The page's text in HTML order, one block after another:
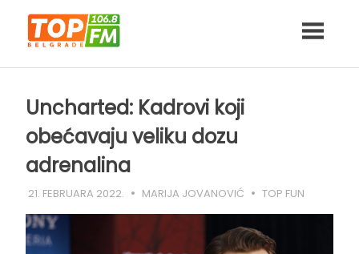
content
Uncharted: Kadrovi koji
obećavaju veliku dozu
adrenalina
21. FEBRUARA 2022. MARIJA JOVANOVIĆ TOP FUN